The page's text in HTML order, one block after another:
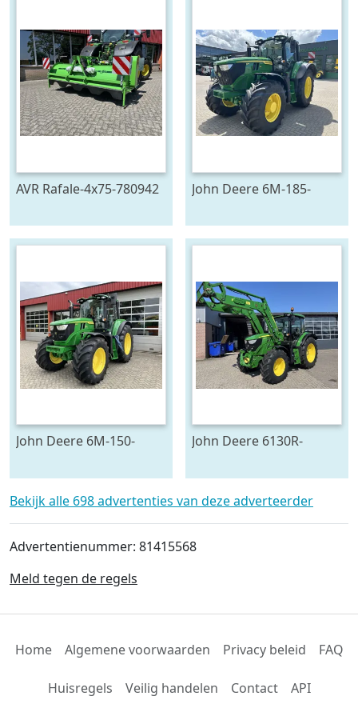
AVR Rafale-4x75-780942
John Deere 6M-185-
John Deere 6M-150-
John Deere 6130R-
Bekijk alle 698 advertenties van deze adverteerder
Advertentienummer: 81415568
Meld tegen de regels
Home Algemene voorwaarden Privacy beleid FAQ
Huisregels Veilig handelen Contact API